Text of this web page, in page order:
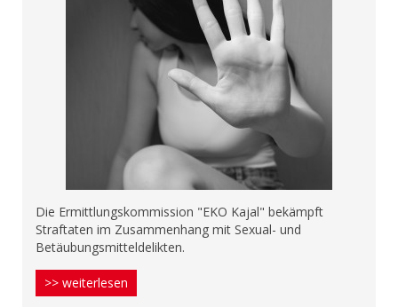
Die Ermittlungskommission "EKO Kajal" bekämpft
Straftaten im Zusammenhang mit Sexual- und
Betäubungsmitteldelikten.
>> weiterlesen